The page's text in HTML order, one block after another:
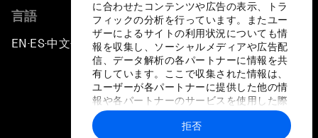
に合わせたコンテンツや広告の表示、トラ
フィックの分析を行っています。またユー
ザーによるサイトの利用状況についても情
報を収集し、ソーシャルメディアや広告配
信、データ解析の各パートナーに情報を共
有しています。ここで収集された情報は、
ユーザーが各パートナーに提供した他の情
報や各パートナーのサービスを使用した際
に収集された情報と組み合わされ、各パー
トナーによって使用されることがありま
拒否
言語
EN ▪ES▪中文▪ 日本語